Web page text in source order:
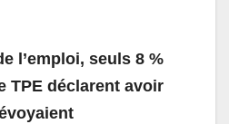
l’emploi, seuls 8 %
TPE déclarent avoir